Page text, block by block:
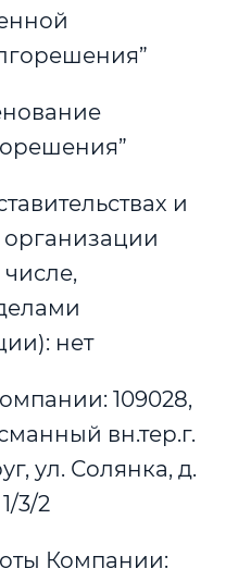
и
нет
109028,
вн.тер.г.
ул. Солянка, д.
3/2
Компании: